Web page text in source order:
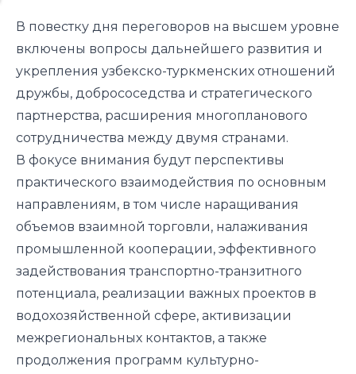
В повестку дня переговоров на высшем уровне
включены вопросы дальнейшего развития и
укрепления узбекско-туркменских отношений
дружбы, добрососедства и стратегического
партнерства, расширения многопланового
сотрудничества между двумя странами.
В фокусе внимания будут перспективы
практического взаимодействия по основным
направлениям, в том числе наращивания
объемов взаимной торговли, налаживания
промышленной кооперации, эффективного
задействования транспортно-транзитного
потенциала, реализации важных проектов в
водохозяйственной сфере, активизации
межрегиональных контактов, а также
продолжения программ культурно-